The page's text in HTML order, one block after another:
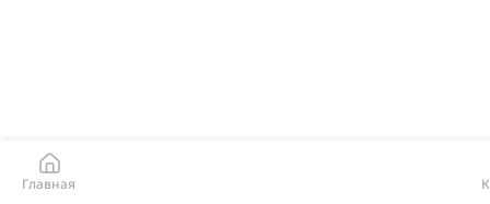
Главная